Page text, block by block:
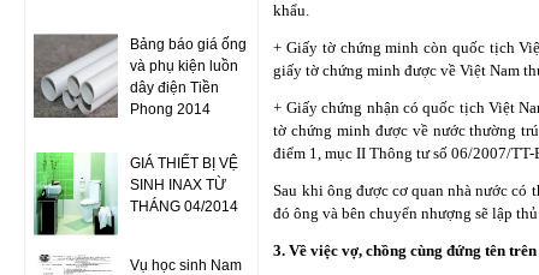
Bảng báo giá ống
và phụ kiện luồn
dây điện Tiền
Phong 2014
GIÁ THIẾT BỊ VỆ
SINH INAX TỪ
THÁNG 04/2014
Vụ học sinh Nam
khẩu.
+ Giấy tờ chứng minh còn quốc tịch
giấy tờ chứng minh được về Việt Nam
+ Giấy chứng nhận có quốc tịch Việt
tờ chứng minh được về nước thường
điểm 1, mục II Thông tư số 06/2007/
Sau khi ông được cơ quan nhà nước có
đó ông và bên chuyển nhượng sẽ lập
3. Về việc vợ, chồng cùng đứng tên